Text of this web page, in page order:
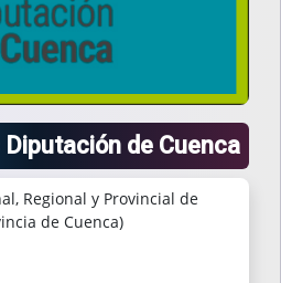
de Cuenca
Regional y Provincial de
de Cuenca)